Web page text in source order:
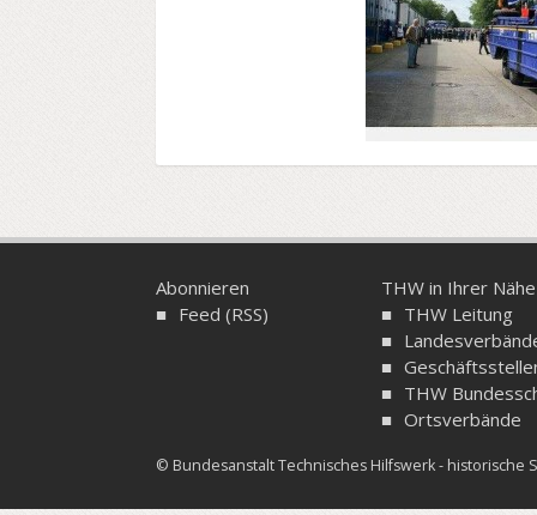
Abonnieren
Feed (RSS)
THW in Ihrer Nähe
THW Leitung
THW
Ortsverbände
© Bundesanstalt Technisches Hilfswerk - historische